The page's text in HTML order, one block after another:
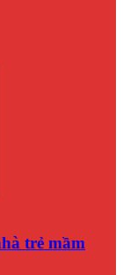
trẻ mầm